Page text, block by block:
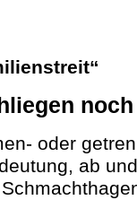
oder
ab